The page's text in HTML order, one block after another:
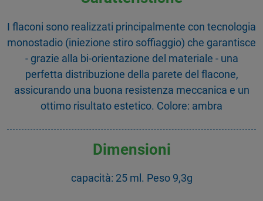
I flaconi sono realizzati principalmente con tecnologia
monostadio (iniezione stiro soffiaggio) che garantisce
- grazie alla bi-orientazione del materiale - una
perfetta distribuzione della parete del flacone,
assicurando una buona resistenza meccanica e un
ottimo risultato estetico. Colore: ambra
Dimensioni
capacità: 25 ml. Peso 9,3g